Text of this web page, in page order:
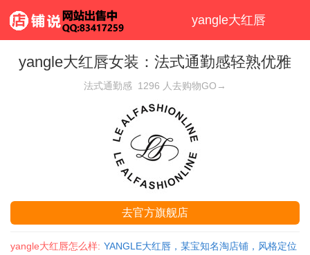
yangle大红唇
yangle大红唇女装：法式通勤感轻熟优雅
法式通勤感 1296 人去购物GO→
去官方旗舰店
yangle大红唇怎么样: YANGLE大红唇，某宝知名淘店铺，风格定位